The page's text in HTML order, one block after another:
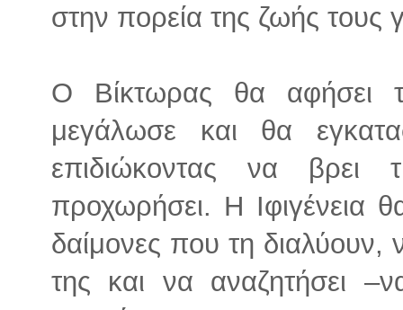
στην πορεία της ζωής τους
Ο Βίκτωρας θα αφήσει
μεγάλωσε και θα
επιδιώκοντας να βρει
προχωρήσει. Η Ιφιγένεια
δαίμονες που τη διαλύουν,
της και να αναζητήσει